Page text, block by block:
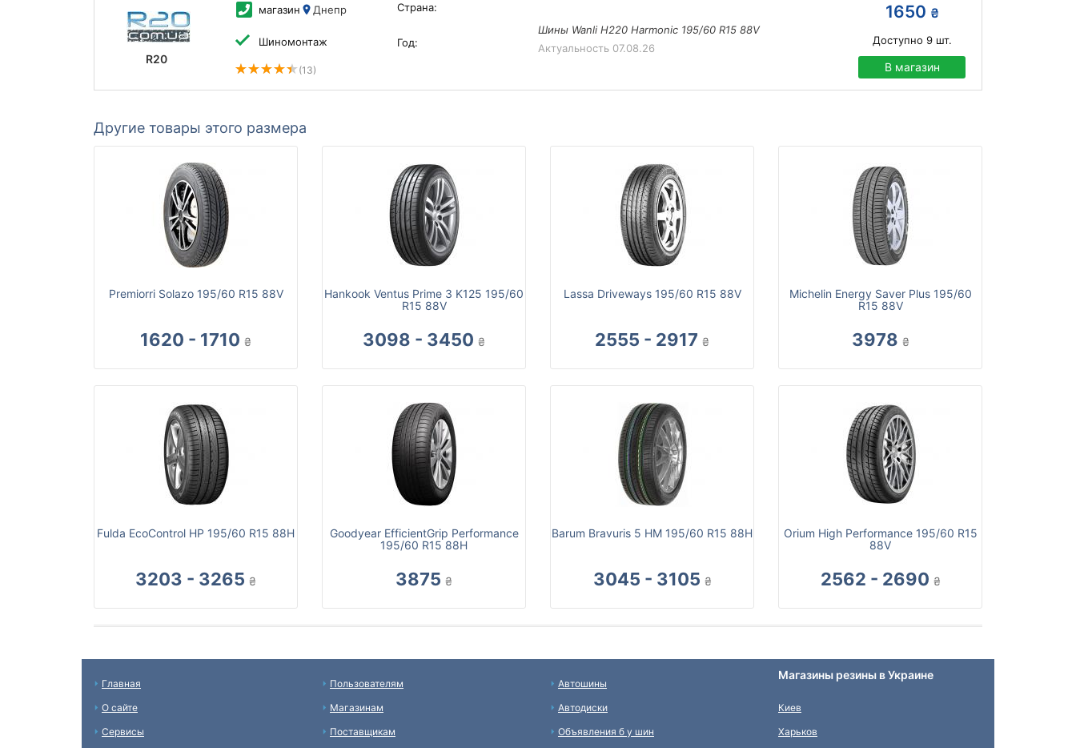
R20
магазин Днепр
Шиномонтаж
(13)
Страна:
Год:
Шины Wanli H220 Harmonic 195/60 R15 88V
Актуальность 07.08.26
1650 ₴
Доступно 9шт.
В магазин
Другие товары этого размера
Premiorri Solazo 195/60 R15 88V
1620 - 1710 ₴
Hankook Ventus Prime 3 K125 195/60
R15 88V
3098 - 3450 ₴
Lassa Driveways 195/60 R15 88V
2555 - 2917 ₴
Michelin Energy Saver Plus 195/60
R15 88V
3978 ₴
Fulda EcoControl HP 195/60 R15 88H
3203 - 3265 ₴
Goodyear EfficientGrip Performance
195/60 R15 88H
3875 ₴
Barum Bravuris 5 HM 195/60 R15 88H
3045 - 3105 ₴
Orium High Performance 195/60 R15
88V
2562 - 2690 ₴
Главная
О сайте
Сервисы
Пользователям
Магазинам
Поставщикам
Автошины
Автодиски
Объявления б у шин
Магазины резины в Украине
Киев
Харьков